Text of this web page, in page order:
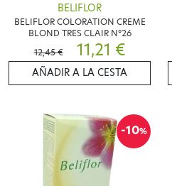
BELIFLOR
BELIFLOR COLORATION CREME
BLOND TRES CLAIR N°26
12,45 €
11,21 €
AÑADIR A LA CESTA
-10%